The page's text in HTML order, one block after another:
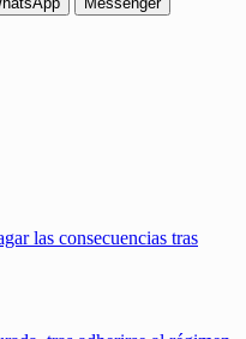
las consecuencias tras